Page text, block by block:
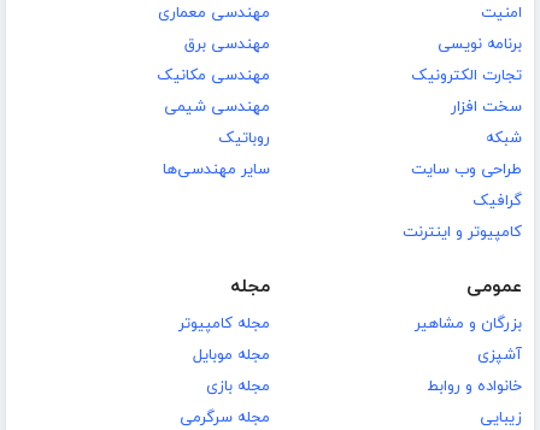
امنیت
برنامه نویسی
تجارت الکترونیک
سخت افزار
شبکه
طراحی وب سایت
گرافیک
کامپیوتر و اینترنت
مهندسی معماری
مهندسی برق
مهندسی مکانیک
مهندسی شیمی
روباتیک
سایر مهندسی‌ها
عمومی
بزرگان و مشاهیر
آشپزی
خانواده و روابط
زیبایی
مجله
مجله کامپیوتر
مجله موبایل
مجله بازی
مجله سرگرمی